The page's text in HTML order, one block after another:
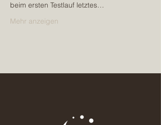
beim ersten Testlauf letztes…
Mehr anzeigen